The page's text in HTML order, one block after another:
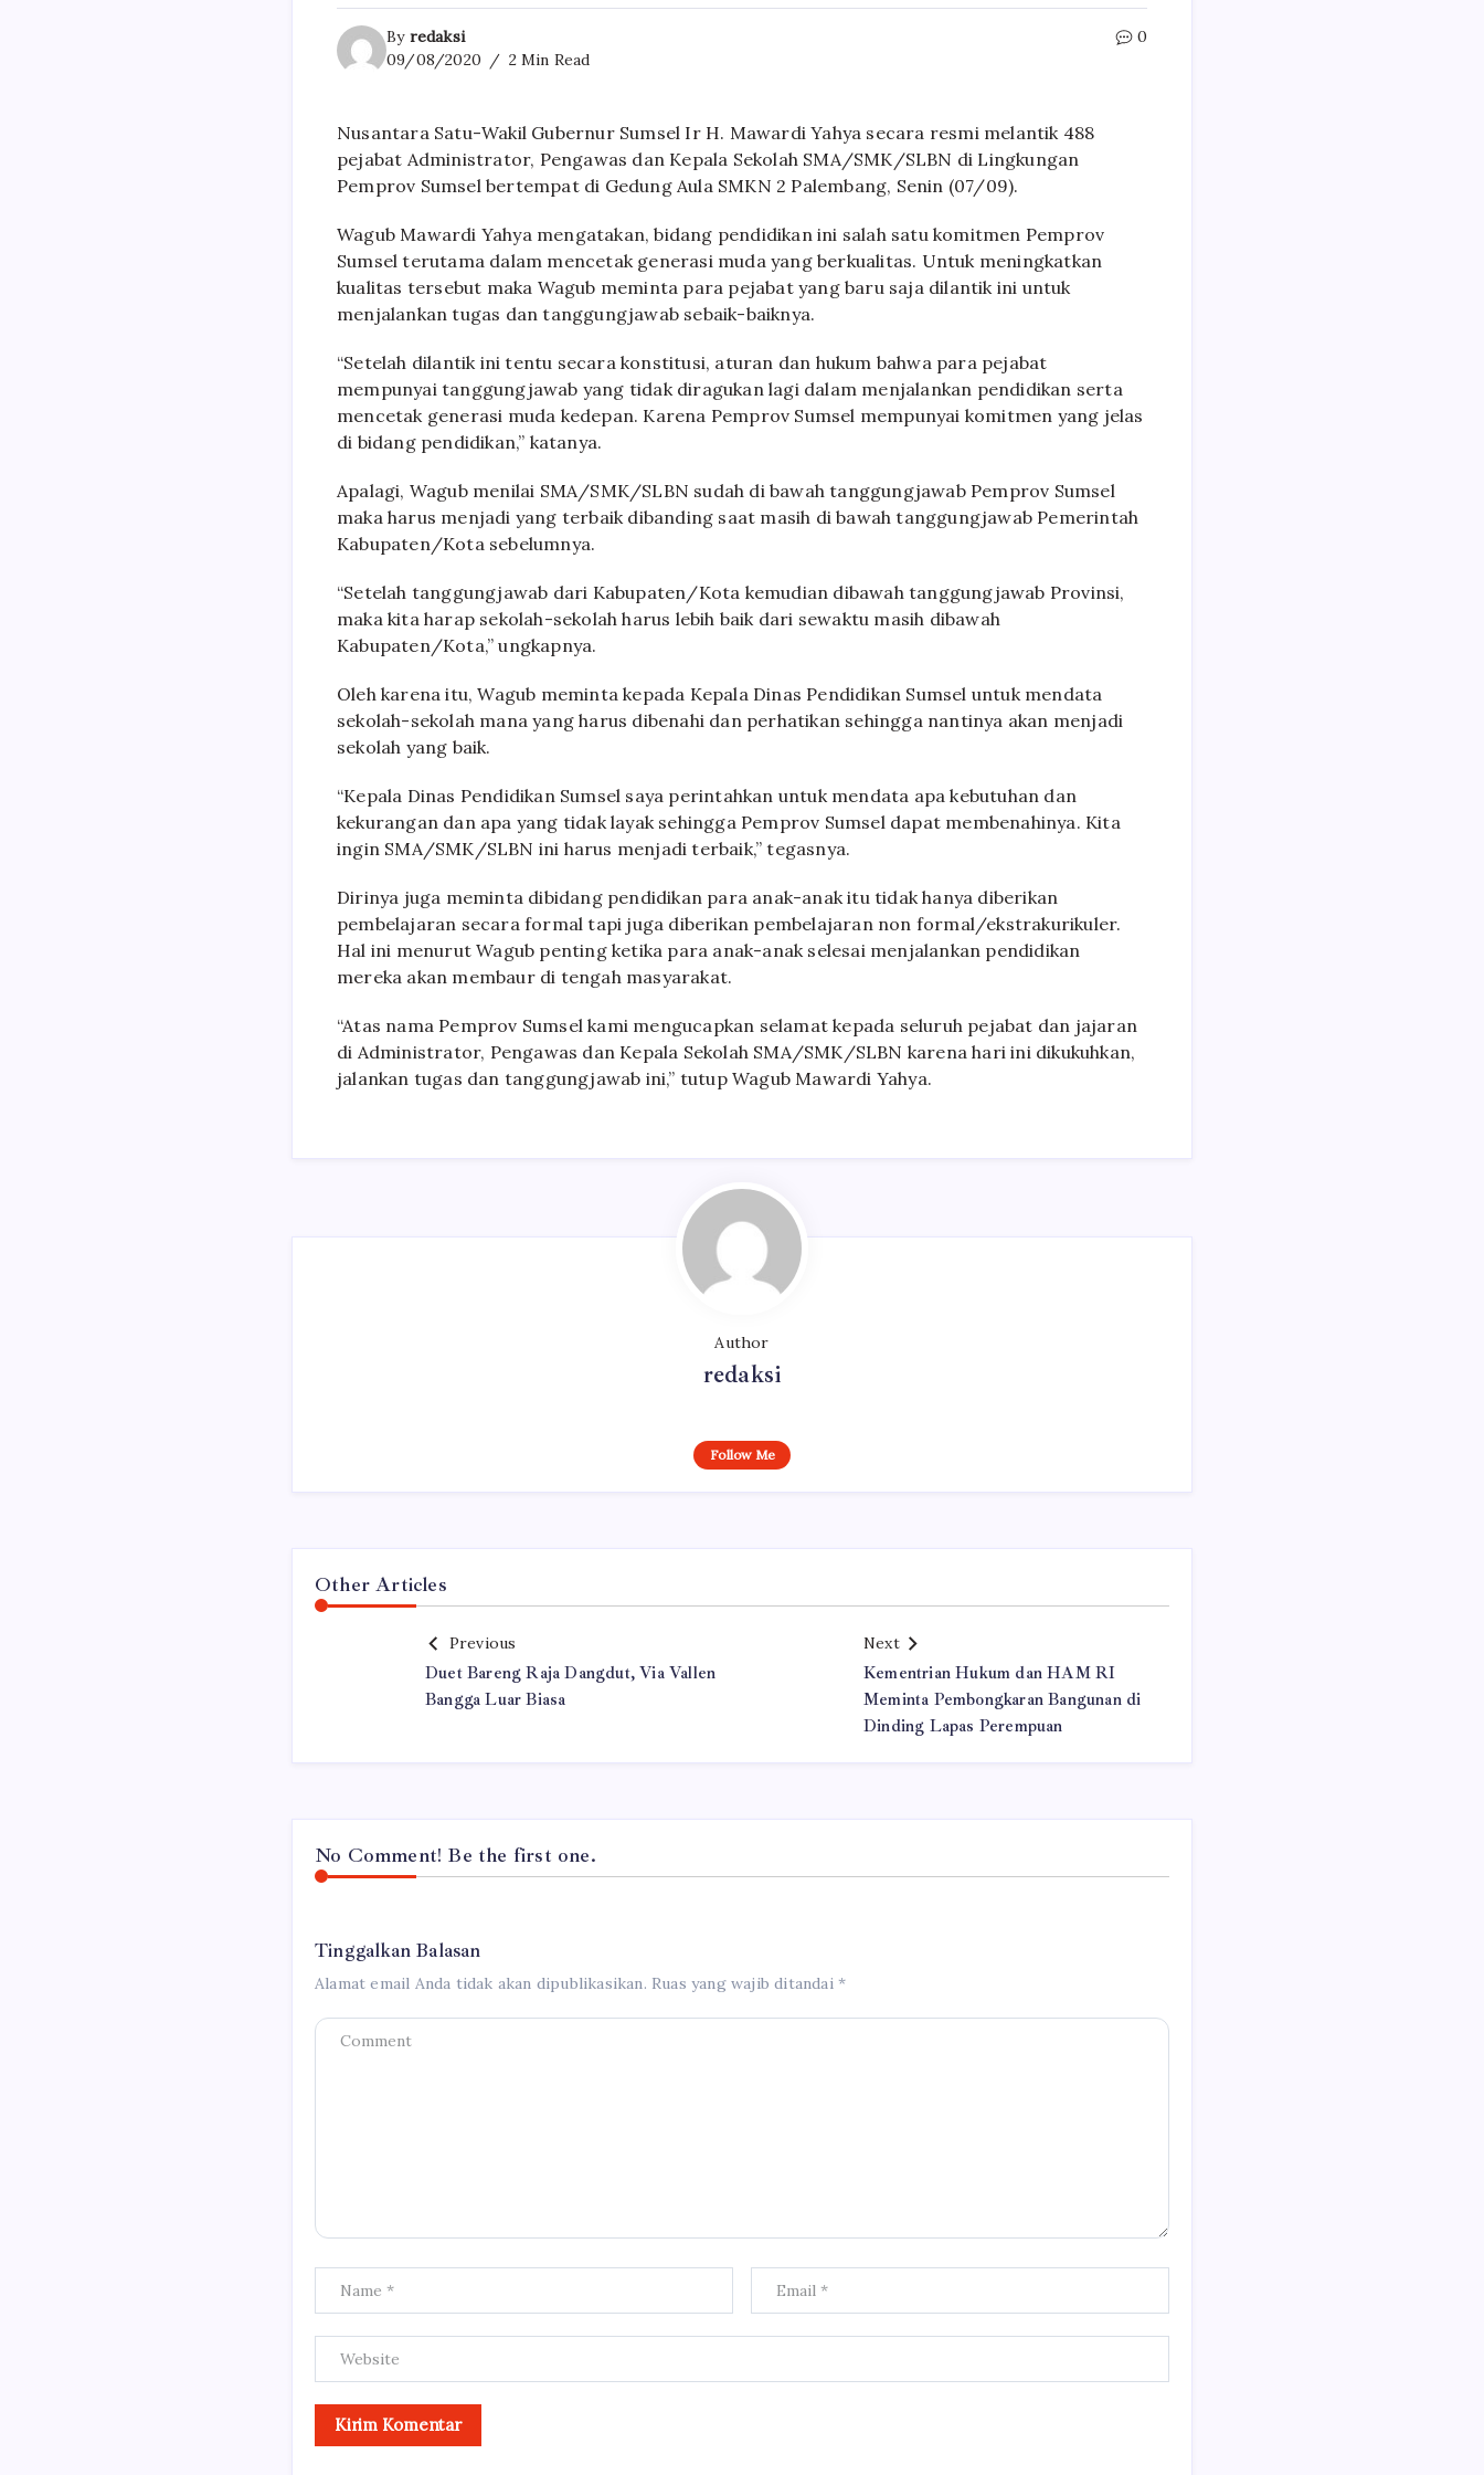
By redaksi
09/08/2020
2 Min Read
0
Nusantara Satu-Wakil Gubernur Sumsel Ir H. Mawardi Yahya secara resmi melantik 488
pejabat Administrator, Pengawas dan Kepala Sekolah SMA/SMK/SLBN di Lingkungan
Pemprov Sumsel bertempat di Gedung Aula SMKN 2 Palembang, Senin (07/09).
Wagub Mawardi Yahya mengatakan, bidang pendidikan ini salah satu komitmen Pemprov
Sumsel terutama dalam mencetak generasi muda yang berkualitas. Untuk meningkatkan
kualitas tersebut maka Wagub meminta para pejabat yang baru saja dilantik ini untuk
menjalankan tugas dan tanggungjawab sebaik-baiknya.
“Setelah dilantik ini tentu secara konstitusi, aturan dan hukum bahwa para pejabat
mempunyai tanggungjawab yang tidak diragukan lagi dalam menjalankan pendidikan serta
mencetak generasi muda kedepan. Karena Pemprov Sumsel mempunyai komitmen yang jelas
di bidang pendidikan,” katanya.
Apalagi, Wagub menilai SMA/SMK/SLBN sudah di bawah tanggungjawab Pemprov Sumsel
maka harus menjadi yang terbaik dibanding saat masih di bawah tanggungjawab Pemerintah
Kabupaten/Kota sebelumnya.
“Setelah tanggungjawab dari Kabupaten/Kota kemudian dibawah tanggungjawab Provinsi,
maka kita harap sekolah-sekolah harus lebih baik dari sewaktu masih dibawah
Kabupaten/Kota,” ungkapnya.
Oleh karena itu, Wagub meminta kepada Kepala Dinas Pendidikan Sumsel untuk mendata
sekolah-sekolah mana yang harus dibenahi dan perhatikan sehingga nantinya akan menjadi
sekolah yang baik.
“Kepala Dinas Pendidikan Sumsel saya perintahkan untuk mendata apa kebutuhan dan
kekurangan dan apa yang tidak layak sehingga Pemprov Sumsel dapat membenahinya. Kita
ingin SMA/SMK/SLBN ini harus menjadi terbaik,” tegasnya.
Dirinya juga meminta dibidang pendidikan para anak-anak itu tidak hanya diberikan
pembelajaran secara formal tapi juga diberikan pembelajaran non formal/ekstrakurikuler.
Hal ini menurut Wagub penting ketika para anak-anak selesai menjalankan pendidikan
mereka akan membaur di tengah masyarakat.
“Atas nama Pemprov Sumsel kami mengucapkan selamat kepada seluruh pejabat dan jajaran
di Administrator, Pengawas dan Kepala Sekolah SMA/SMK/SLBN karena hari ini dikukuhkan,
jalankan tugas dan tanggungjawab ini,” tutup Wagub Mawardi Yahya.
Author
redaksi
Follow Me
Other Articles
Previous
Duet Bareng Raja Dangdut, Via Vallen
Bangga Luar Biasa
Next
Kementrian Hukum dan HAM RI
Meminta Pembongkaran Bangunan di
Dinding Lapas Perempuan
No Comment! Be the first one.
Tinggalkan Balasan
Alamat email Anda tidak akan dipublikasikan. Ruas yang wajib ditandai*